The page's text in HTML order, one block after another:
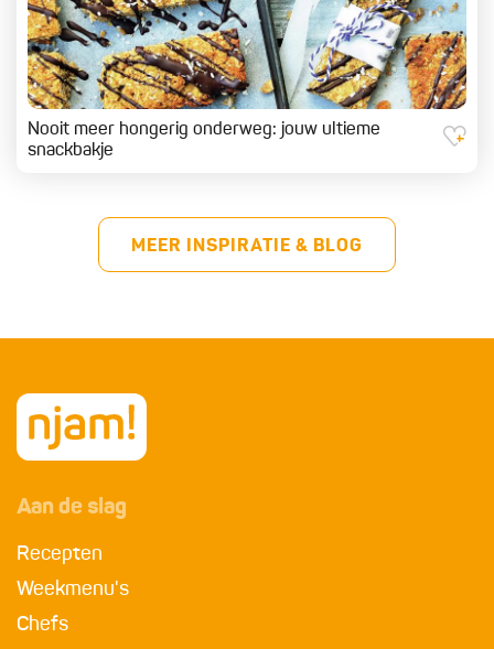
Nooit meer hongerig onderweg: jouw ultieme
snackbakje
MEER INSPIRATIE & BLOG
Aan de slag
Recepten
Weekmenu's
Chefs